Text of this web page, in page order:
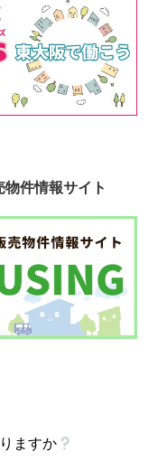
件情報サイト
ますか